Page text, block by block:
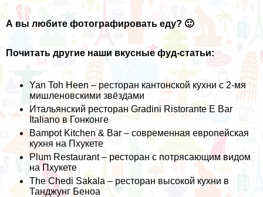
А вы любите фотографировать еду? 🙂
Почитать другие наши вкусные фуд-статьи:
Yan Toh Heen – ресторан кантонской кухни с 2-мя
мишленовскими звёздами
Итальянский ресторан Gradini Ristorante E Bar
Italiano в Гонконге
Bampot Kitchen & Bar – современная европейская
кухня на Пхукете
Plum Restaurant – ресторан с потрясающим видом
на Пхукете
The Chedi Sakala – ресторан высокой кухни в
Танджунг Беноа